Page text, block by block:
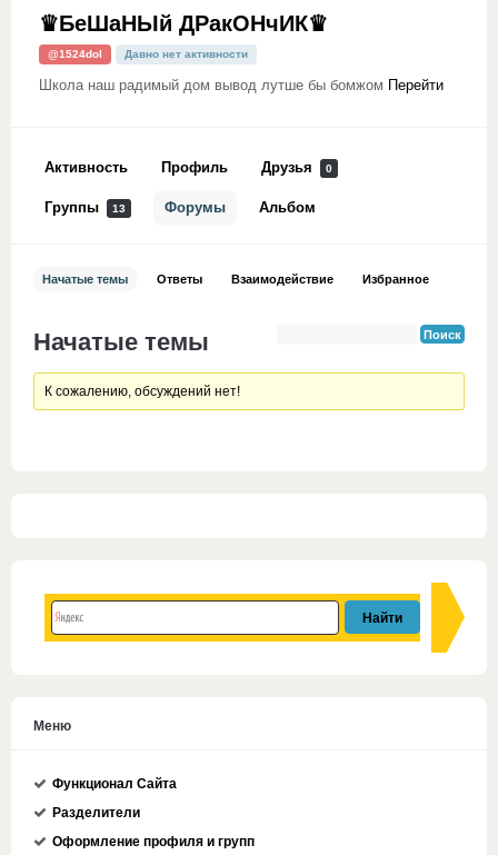
♛БеШаНЫй ДРакОНчИК♛
@1524dol Давно нет активности
Школа наш радимый дом вывод лутше бы бомжом Перейти
Активность Профиль Друзья 0
Группы 13 Форумы Альбом
Начатые темы Ответы Взаимодействие Избранное
Начатые темы
К сожалению, обсуждений нет!
Меню
Функционал Сайта
Разделители
Оформление профиля и групп